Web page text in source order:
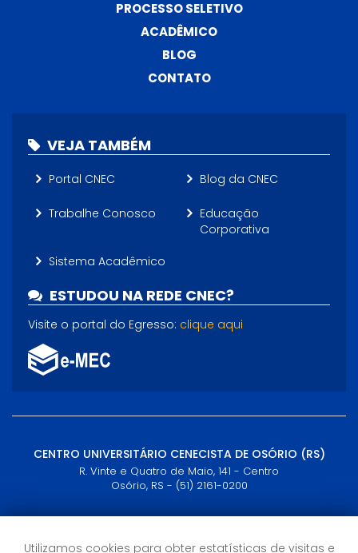
PROCESSO SELETIVO
ACADÊMICO
BLOG
CONTATO
VEJA TAMBÉM
Portal CNEC Blog da CNEC
Trabalhe Conosco
Educação
Corporativa
Sistema Acadêmico
ESTUDOU NA REDE CNEC?
Visite o portal do Egresso: clique aqui
CENTRO UNIVERSITÁRIO CENECISTA DE OSÓRIO (RS)
R. Vinte e Quatro de Maio, 141 - Centro
Osório, RS - (51) 2161-0200
Semana: 09h às 21h
Utilizamos cookies para obter estatísticas de visitas e